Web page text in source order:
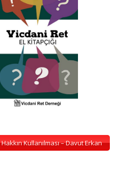
Kullanılması – Davut Erkan